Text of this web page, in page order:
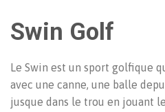
Swin Golf
Le Swin est un sport golfique
avec une canne, une balle
jusque dans le trou en jouant